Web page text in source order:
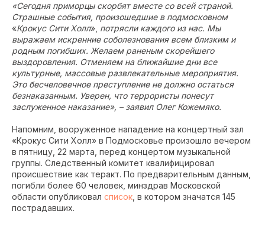
«Сегодня приморцы скорбят вместе со всей страной.
Страшные события, произошедшие в подмосковном
«Крокус Сити Холл», потрясли каждого из нас. Мы
выражаем искренние соболезнования всем близким и
родным погибших. Желаем раненым скорейшего
выздоровления. Отменяем на ближайшие дни все
культурные, массовые развлекательные мероприятия.
Это бесчеловечное преступление не должно остаться
безнаказанным. Уверен, что террористы понесут
заслуженное наказание», – заявил Олег Кожемяко.
Напомним, вооруженное нападение на концертный зал
«Крокус Сити Холл» в Подмосковье произошло вечером
в пятницу, 22 марта, перед концертом музыкальной
группы. Следственный комитет квалифицировал
происшествие как теракт. По предварительным данным,
погибли более 60 человек, минздрав Московской
области опубликовал список , в котором значатся 145
пострадавших.